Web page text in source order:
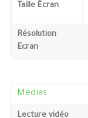
Taille Écran
Résolution
Ecran
Médias
Lecture vidéo